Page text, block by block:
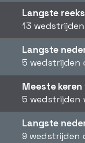
Langste
13
Langste
5 wedstrijden
Meeste
5 wedstrijden
Langste
9 wedstrijden